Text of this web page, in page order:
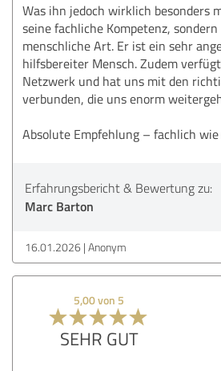
Was ihn jedoch wirklich besonders
seine fachliche Kompetenz,
menschliche Art. Er ist ein sehr
hilfsbereiter Mensch. Zudem
Netzwerk und hat uns mit den
verbunden, die uns enorm
Absolute Empfehlung – fachlich
Erfahrungsbericht & Bewertung zu:
Marc Barton
16.01.2026 Anonym
5,00 von 5
SEHR GUT